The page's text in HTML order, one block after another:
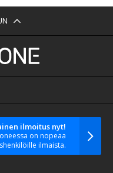
ilmoitus nyt!
on nopeaa
ilmaista.